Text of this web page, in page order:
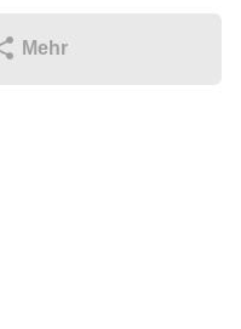
Mehr